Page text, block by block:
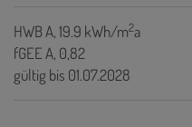
HWBA, 19.9 kWh/m2a
fGEEA, 0,82
gültig bis 01.07.2028